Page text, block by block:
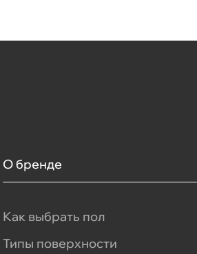
О бренде
Как выбрать пол
Типы поверхности